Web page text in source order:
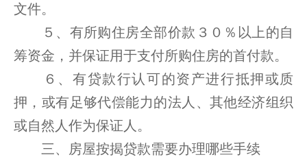
文件。
５、有所购住房全部价款３０％以上的自
筹资金，并保证用于支付所购住房的首付款。
６、有贷款行认可的资产进行抵押或质
押，或有足够代偿能力的法人、其他经济组织
或自然人作为保证人。
三、房屋按揭贷款需要办理哪些手续